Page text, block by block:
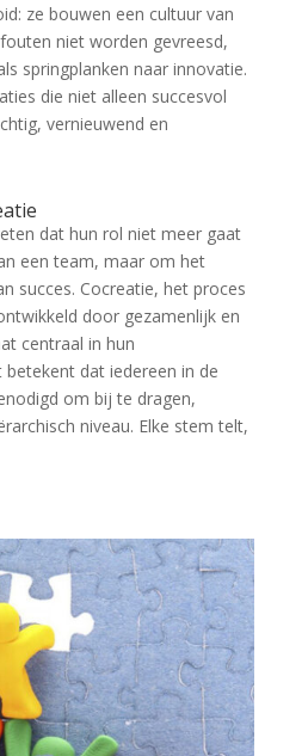
ze bouwen een cultuur van
niet worden gevreesd,
springplanken naar innovatie.
die niet alleen succesvol
vernieuwend en
dat hun rol niet meer gaat
een team, maar om het
succes. Cocreatie, het proces
door gezamenlijk en
centraal in hun
dat iedereen in de
om bij te dragen,
niveau. Elke stem telt,